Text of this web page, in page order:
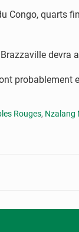
quarts
devra
probablement
Rouges, Nzalang